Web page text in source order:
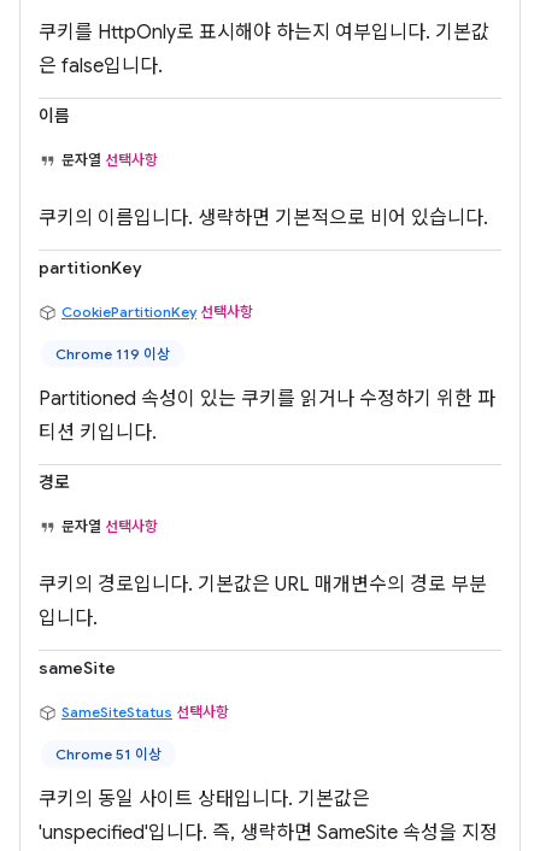
쿠키를 HttpOnly로 표시해야 하는지 여부입니다. 기본값
은 false입니다.
이름
문자열 선택사항
쿠키의 이름입니다. 생략하면 기본적으로 비어 있습니다.
partitionKey
CookiePartitionKey 선택사항
Chrome 119 이상
Partitioned 속성이 있는 쿠키를 읽거나 수정하기 위한 파
티션 키입니다.
경로
문자열 선택사항
쿠키의 경로입니다. 기본값은 URL 매개변수의 경로 부분
입니다.
sameSite
SameSiteStatus 선택사항
Chrome 51 이상
쿠키의 동일 사이트 상태입니다. 기본값은
'unspecified'입니다. 즉, 생략하면 SameSite 속성을 지정